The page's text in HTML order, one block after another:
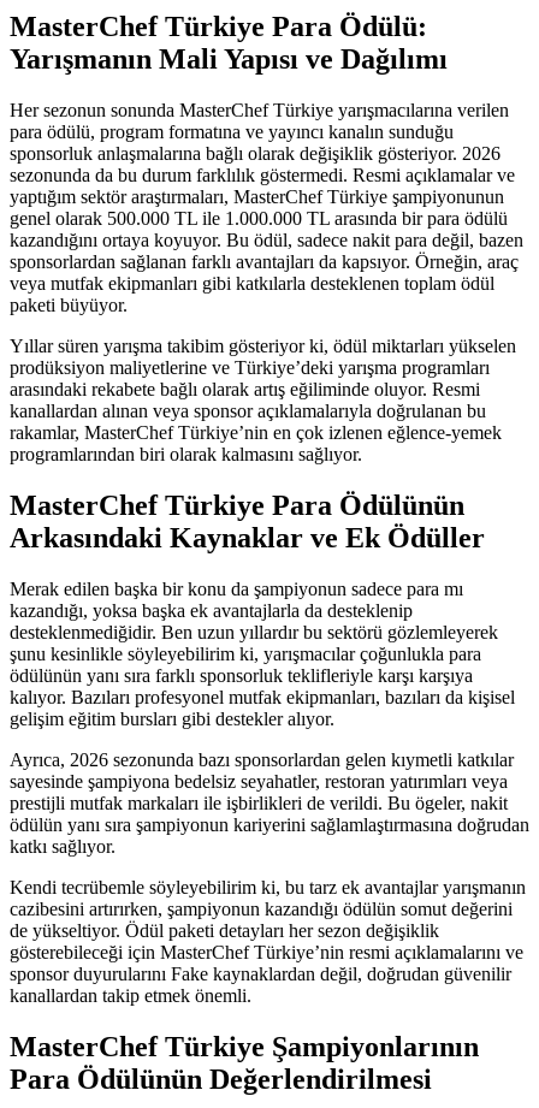
MasterChef Türkiye Para Ödülü:
Yarışmanın Mali Yapısı ve Dağılımı
Her sezonun sonunda MasterChef Türkiye yarışmacılarına verilen
para ödülü, program formatına ve yayıncı kanalın sunduğu
sponsorluk anlaşmalarına bağlı olarak değişiklik gösteriyor. 2026
sezonunda da bu durum farklılık göstermedi. Resmi açıklamalar ve
yaptığım sektör araştırmaları, MasterChef Türkiye şampiyonunun
genel olarak 500.000 TL ile 1.000.000 TL arasında bir para ödülü
kazandığını ortaya koyuyor. Bu ödül, sadece nakit para değil, bazen
sponsorlardan sağlanan farklı avantajları da kapsıyor. Örneğin, araç
veya mutfak ekipmanları gibi katkılarla desteklenen toplam ödül
paketi büyüyor.
Yıllar süren yarışma takibim gösteriyor ki, ödül miktarları yükselen
prodüksiyon maliyetlerine ve Türkiye’deki yarışma programları
arasındaki rekabete bağlı olarak artış eğiliminde oluyor. Resmi
kanallardan alınan veya sponsor açıklamalarıyla doğrulanan bu
rakamlar, MasterChef Türkiye’nin en çok izlenen eğlence-yemek
programlarından biri olarak kalmasını sağlıyor.
MasterChef Türkiye Para Ödülünün
Arkasındaki Kaynaklar ve Ek Ödüller
Merak edilen başka bir konu da şampiyonun sadece para mı
kazandığı, yoksa başka ek avantajlarla da desteklenip
desteklenmediğidir. Ben uzun yıllardır bu sektörü gözlemleyerek
şunu kesinlikle söyleyebilirim ki, yarışmacılar çoğunlukla para
ödülünün yanı sıra farklı sponsorluk teklifleriyle karşı karşıya
kalıyor. Bazıları profesyonel mutfak ekipmanları, bazıları da kişisel
gelişim eğitim bursları gibi destekler alıyor.
Ayrıca, 2026 sezonunda bazı sponsorlardan gelen kıymetli katkılar
sayesinde şampiyona bedelsiz seyahatler, restoran yatırımları veya
prestijli mutfak markaları ile işbirlikleri de verildi. Bu ögeler, nakit
ödülün yanı sıra şampiyonun kariyerini sağlamlaştırmasına doğrudan
katkı sağlıyor.
Kendi tecrübemle söyleyebilirim ki, bu tarz ek avantajlar yarışmanın
cazibesini artırırken, şampiyonun kazandığı ödülün somut değerini
de yükseltiyor. Ödül paketi detayları her sezon değişiklik
gösterebileceği için MasterChef Türkiye’nin resmi açıklamalarını ve
sponsor duyurularını Fake kaynaklardan değil, doğrudan güvenilir
kanallardan takip etmek önemli.
MasterChef Türkiye Şampiyonlarının
Para Ödülünün Değerlendirilmesi